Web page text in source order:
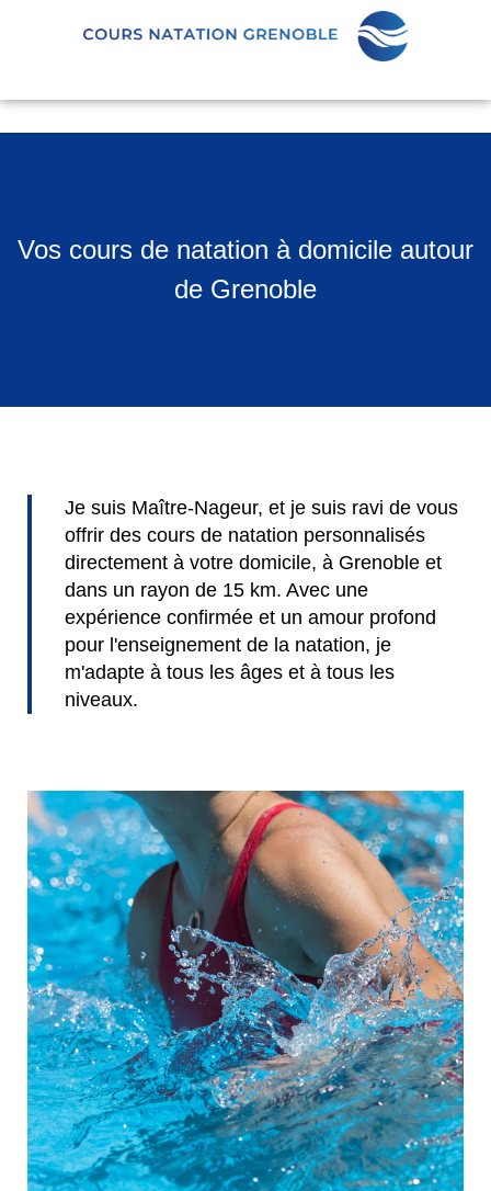
Vos cours de natation à domicile autour
de Grenoble
Je suis Maître-Nageur, et je suis ravi de vous
offrir des cours de natation personnalisés
directement à votre domicile, à Grenoble et
dans un rayon de 15 km. Avec une
expérience confirmée et un amour profond
pour l'enseignement de la natation, je
m'adapte à tous les âges et à tous les
niveaux.